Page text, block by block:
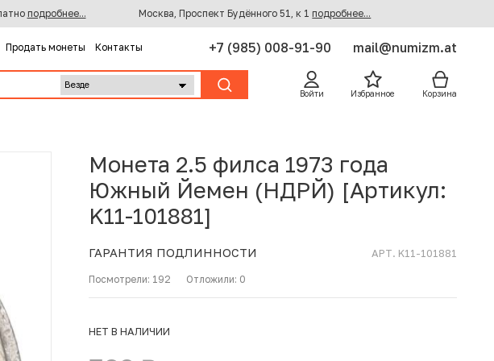
подробнее... Москва, Проспект Будённого 51, к 1 подробнее...
Продать монеты Контакты +7 (985) 008-91-90 mail@numizm.at
Войти Избранное Корзина
Монета 2.5 филса 1973 года
Южный Йемен (НДРЙ) [Артикул:
K11-101881]
ГАРАНТИЯ ПОДЛИННОСТИ АРТ. K11-101881
Посмотрели: 192 Отложили: 0
НЕТ В НАЛИЧИИ